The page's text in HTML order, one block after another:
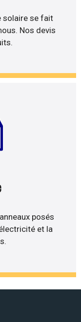
solaire se fait
Nos devis
posés
et la